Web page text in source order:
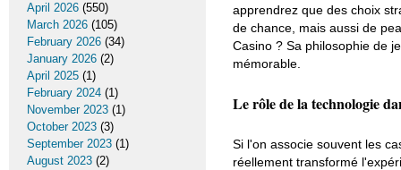
apprendrez que des choix
de chance, mais aussi de
Casino ? Sa philosophie de
mémorable.
Le rôle de la technologie
Si l'on associe souvent les
réellement transformé
April 2026 (550)
March 2026 (105)
February 2026 (34)
January 2026 (2)
April 2025 (1)
February 2024 (1)
November 2023 (1)
October 2023 (3)
September 2023 (1)
August 2023 (2)